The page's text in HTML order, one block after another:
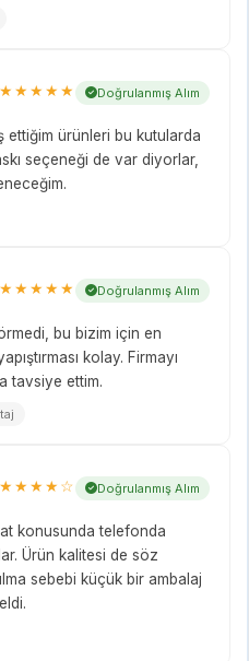
★★★★★ Doğrulanmış Alım
ettiğim ürünleri bu kutularda
seçeneği de var diyorlar,
★★★★★ Doğrulanmış Alım
bu bizim için en
kolay. Firmayı
tavsiye ettim.
★★★★☆ Doğrulanmış Alım
konusunda telefonda
Ürün kalitesi de söz
sebebi küçük bir ambalaj